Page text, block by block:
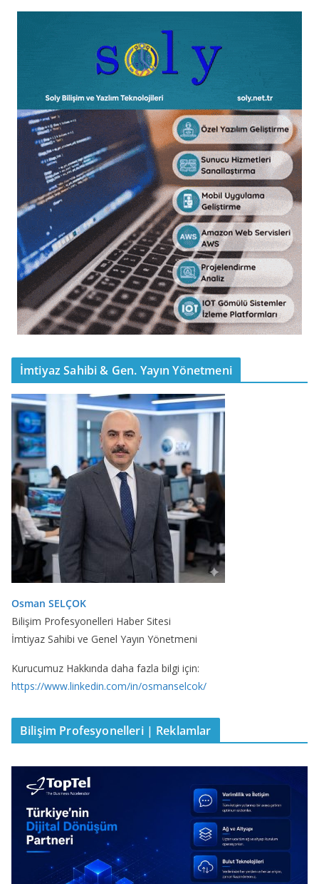
İmtiyaz Sahibi & Gen. Yayın Yönetmeni
Osman SELÇOK
Bilişim Profesyonelleri Haber Sitesi
İmtiyaz Sahibi ve Genel Yayın Yönetmeni
Kurucumuz Hakkında daha fazla bilgi için:
https://www.linkedin.com/in/osmanselcok/
Bilişim Profesyonelleri | Reklamlar